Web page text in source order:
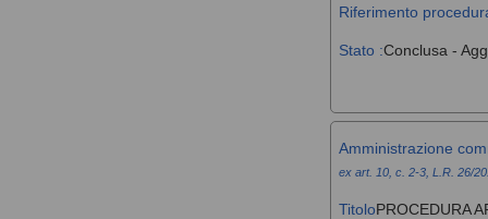
Riferimento
Stato :Conclusa -
Amministrazione
ex art. 10, c. 2-3, L.R. 26/
TitoloPROCEDURA